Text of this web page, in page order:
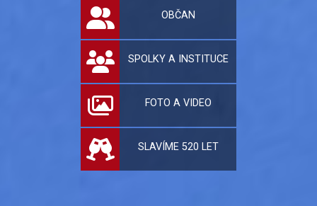
OBČAN
SPOLKY A INSTITUCE
FOTO A VIDEO
SLAVÍME 520 LET